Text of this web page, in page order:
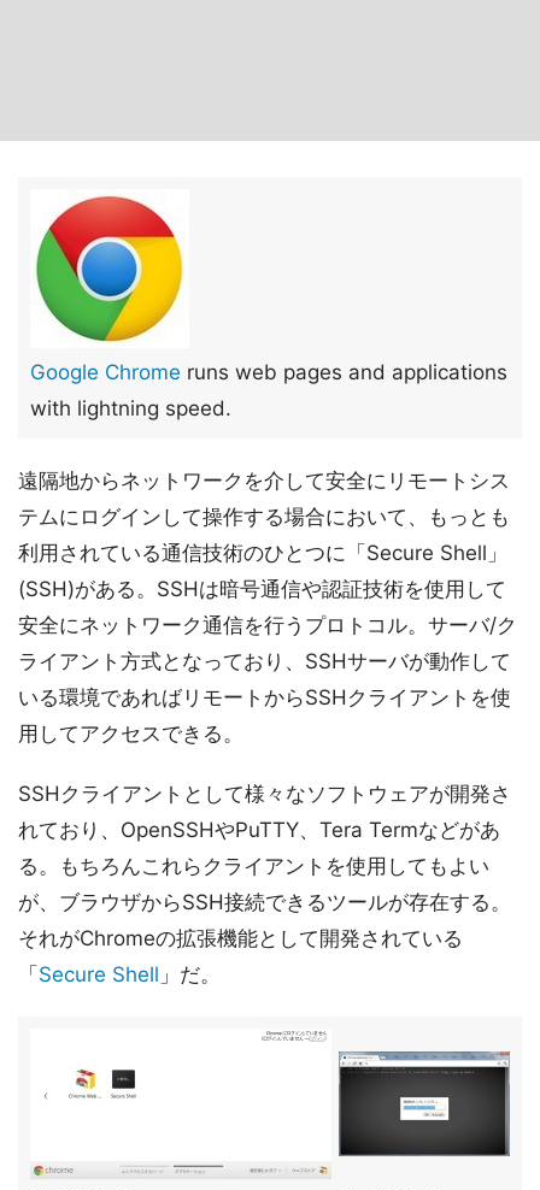
Google Chrome runs web pages and applications
with lightning speed.
遠隔地からネットワークを介して安全にリモートシス
テムにログインして操作する場合において、もっとも
利用されている通信技術のひとつに「Secure Shell」
(SSH)がある。SSHは暗号通信や認証技術を使用して
安全にネットワーク通信を行うプロトコル。サーバ/ク
ライアント方式となっており、SSHサーバが動作して
いる環境であればリモートからSSHクライアントを使
用してアクセスできる。
SSHクライアントとして様々なソフトウェアが開発さ
れており、OpenSSHやPuTTY、Tera Termなどがあ
る。もちろんこれらクライアントを使用してもよい
が、ブラウザからSSH接続できるツールが存在する。
それがChromeの拡張機能として開発されている
「 Secure Shell 」だ。